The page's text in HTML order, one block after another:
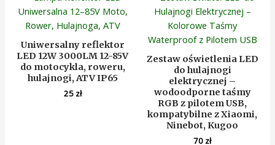
Uniwersalny reflektor
LED 12W 3000LM 12-85V
do motocykla, roweru,
hulajnogi, ATV IP65
25 zł
Zestaw oświetlenia LED
do hulajnogi
elektrycznej –
wodoodporne taśmy
RGB z pilotem USB,
kompatybilne z Xiaomi,
Ninebot, Kugoo
70 zł